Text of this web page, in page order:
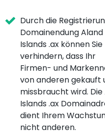
Durch die
Domainendung Aland
Islands .ax können Sie
verhindern, dass Ihr
Firmen- und
von anderen gekauft
missbraucht wird. Die
Islands .ax
dient Ihrem
nicht anderen.